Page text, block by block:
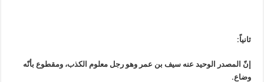
ثانياً:
إنّ المصدر الوحيد عنه سيف بن عمر وهو رجل معلوم الكذب، ومقطوع بأنّه
وضاع.